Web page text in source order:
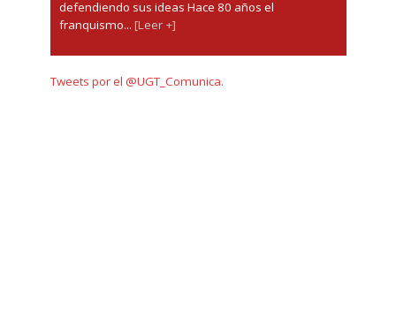
defendiendo sus ideas Hace 80 años el
franquismo... [Leer +]
Tweets por el @UGT_Comunica.